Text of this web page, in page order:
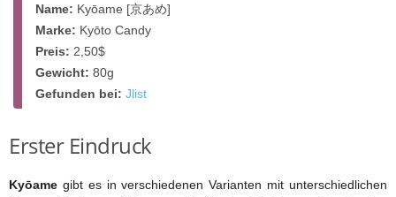
Name: Kyōame [京あめ]
Marke: Kyōto Candy
Preis: 2,50$
Gewicht: 80g
Gefunden bei: Jlist
Erster Eindruck
Kyōame gibt es in verschiedenen Varianten mit unterschiedlichen